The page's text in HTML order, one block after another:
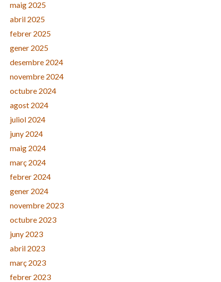
maig 2025
abril 2025
febrer 2025
gener 2025
desembre 2024
novembre 2024
octubre 2024
agost 2024
juliol 2024
juny 2024
maig 2024
març 2024
febrer 2024
gener 2024
novembre 2023
octubre 2023
juny 2023
abril 2023
març 2023
febrer 2023